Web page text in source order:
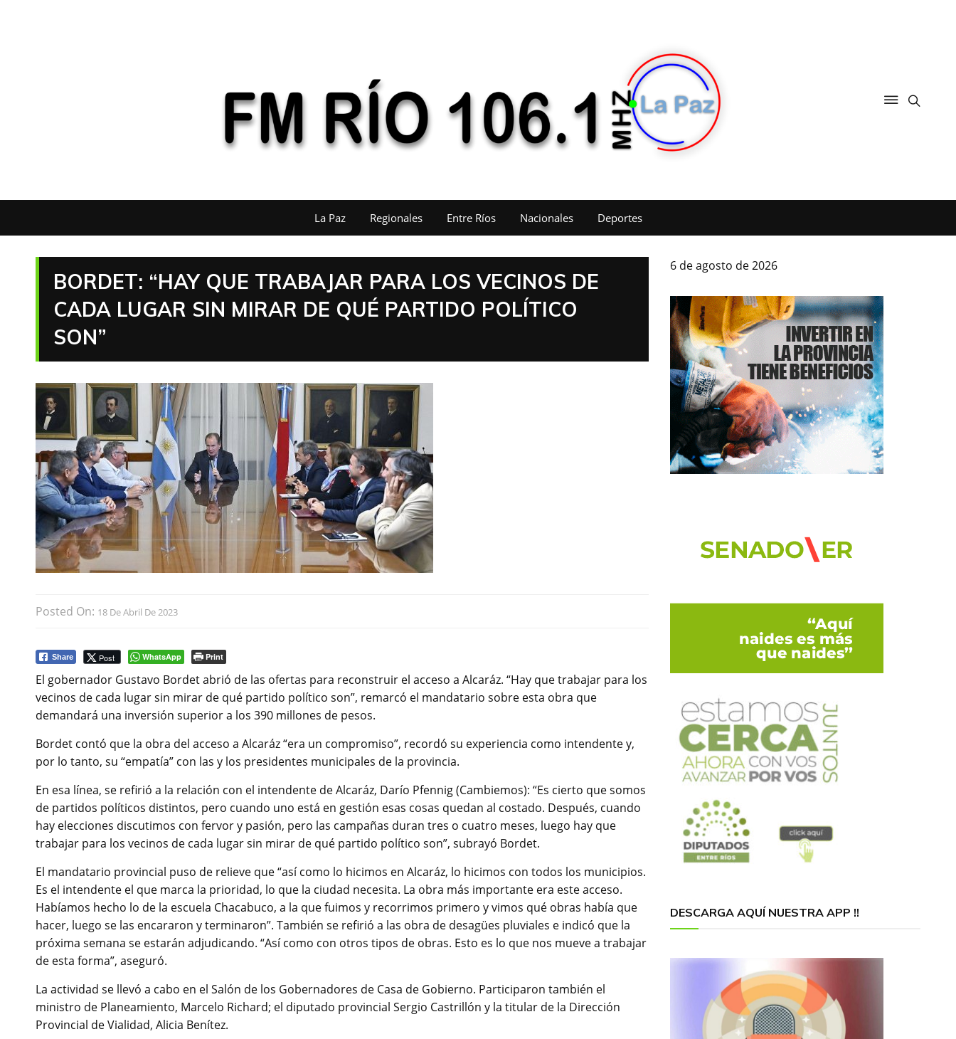
La Paz Regionales Entre Ríos Nacionales Deportes
BORDET: “HAY QUE TRABAJAR PARA LOS VECINOS DE
CADA LUGAR SIN MIRAR DE QUÉ PARTIDO POLÍTICO
SON”
Posted On: 18 De Abril De 2023
Share Post WhatsApp Print
El gobernador Gustavo Bordet abrió de las ofertas para reconstruir el acceso a Alcaráz. “Hay que trabajar para los
vecinos de cada lugar sin mirar de qué partido político son”, remarcó el mandatario sobre esta obra que
demandará una inversión superior a los 390 millones de pesos.
Bordet contó que la obra del acceso a Alcaráz “era un compromiso”, recordó su experiencia como intendente y,
por lo tanto, su “empatía” con las y los presidentes municipales de la provincia.
En esa línea, se refirió a la relación con el intendente de Alcaráz, Darío Pfennig (Cambiemos): “Es cierto que somos
de partidos políticos distintos, pero cuando uno está en gestión esas cosas quedan al costado. Después, cuando
hay elecciones discutimos con fervor y pasión, pero las campañas duran tres o cuatro meses, luego hay que
trabajar para los vecinos de cada lugar sin mirar de qué partido político son”, subrayó Bordet.
El mandatario provincial puso de relieve que “así como lo hicimos en Alcaráz, lo hicimos con todos los municipios.
Es el intendente el que marca la prioridad, lo que la ciudad necesita. La obra más importante era este acceso.
Habíamos hecho lo de la escuela Chacabuco, a la que fuimos y recorrimos primero y vimos qué obras había que
hacer, luego se las encararon y terminaron”. También se refirió a las obra de desagües pluviales e indicó que la
próxima semana se estarán adjudicando. “Así como con otros tipos de obras. Esto es lo que nos mueve a trabajar
de esta forma”, aseguró.
La actividad se llevó a cabo en el Salón de los Gobernadores de Casa de Gobierno. Participaron también el
ministro de Planeamiento, Marcelo Richard; el diputado provincial Sergio Castrillón y la titular de la Dirección
Provincial de Vialidad, Alicia Benítez.
6 de agosto de 2026
DESCARGA AQUÍ NUESTRA APP !!